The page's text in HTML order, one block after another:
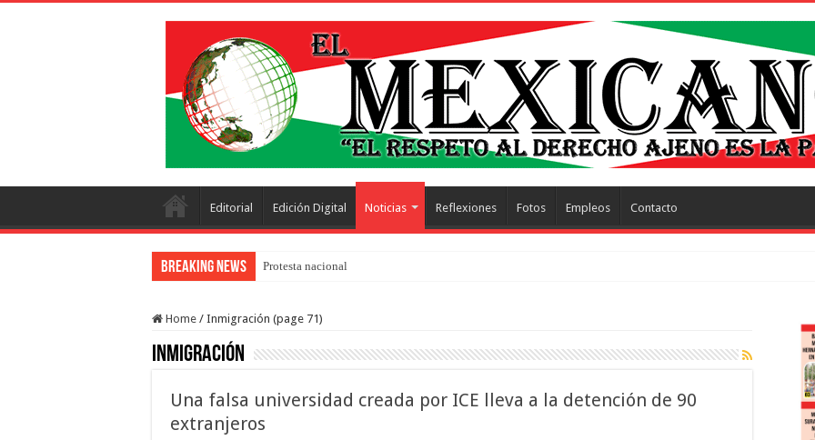
Editorial Edición Digital Noticias Reflexiones Fotos Empleos Contacto
Breaking News Protesta nacional con más de trescientos acto
Home / Inmigración (page 71)
Inmigración
Una falsa universidad creada por ICE lleva a la detención de 90
extranjeros